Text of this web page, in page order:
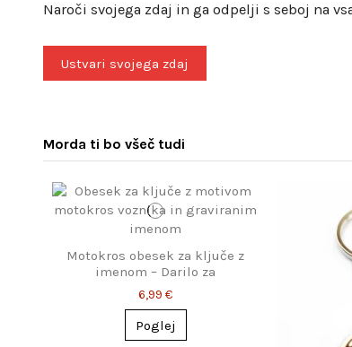
Naroči svojega zdaj in ga odpelji s seboj na
Ustvari svojega zdaj
Morda ti bo všeč tudi
Motokros obesek za ključe z
imenom – Darilo za
motokrosiste
6,99 €
Poglej